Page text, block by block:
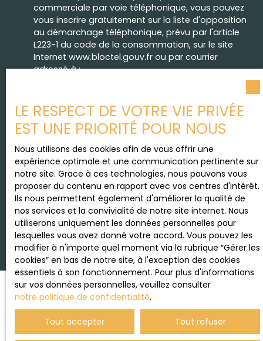
commerciale par voie téléphonique, vous pouvez
vous inscrire gratuitement sur la liste d'opposition
au démarchage téléphonique, prévu par l'article
L223-1 du code de la consommation, sur le site
Internet www.bloctel.gouv.fr ou par courrier
adressé à :
BLOIS CEDEX.
Pour en savoir plus sur le traitement de vos
données personnelles, veuillez consulter notre
politique de confidentialité.
Recevoir des annonces
JE RECHERCHE UN BIEN
LE RESPECT DE VOTRE VIE PRIVÉE
EST UNE PRIORITÉ POUR NOUS
Nous utilisons des cookies afin de vous offrir une
expérience optimale et une communication pertinente sur
notre site. Grace à ces technologies, nous pouvons vous
proposer du contenu en rapport avec vos centres d'intérêt.
Ils nous permettent également d'améliorer la qualité de
nos services et la convivialité de notre site internet. Nous
utiliserons uniquement les données personnelles pour
lesquelles vous avez donné votre accord. Vous pouvez les
modifier à n'importe quel moment via la rubrique ″Gérer les
cookies″ en bas de notre site, à l'exception des cookies
essentiels à son fonctionnement. Pour plus d'informations
sur vos données personnelles, veuillez consulter
notre politique de confidentialité.
Tout accepter Tout refuser